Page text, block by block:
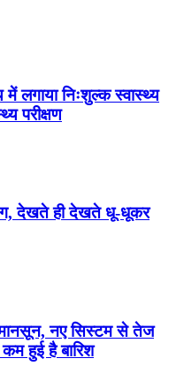
लगाया निःशुल्क स्वास्थ्य
परीक्षण
देखते ही देखते धू-धूकर
नए सिस्टम से तेज
हुई है बारिश